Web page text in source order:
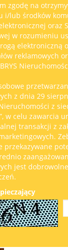
zgodę na
i/lub środków
oraz
w rozumieniu
elektroniczną
reklamowych
z dnia 29
Nieruchomości z
w celu zawarcia
transakcji z
przekazywane
jest